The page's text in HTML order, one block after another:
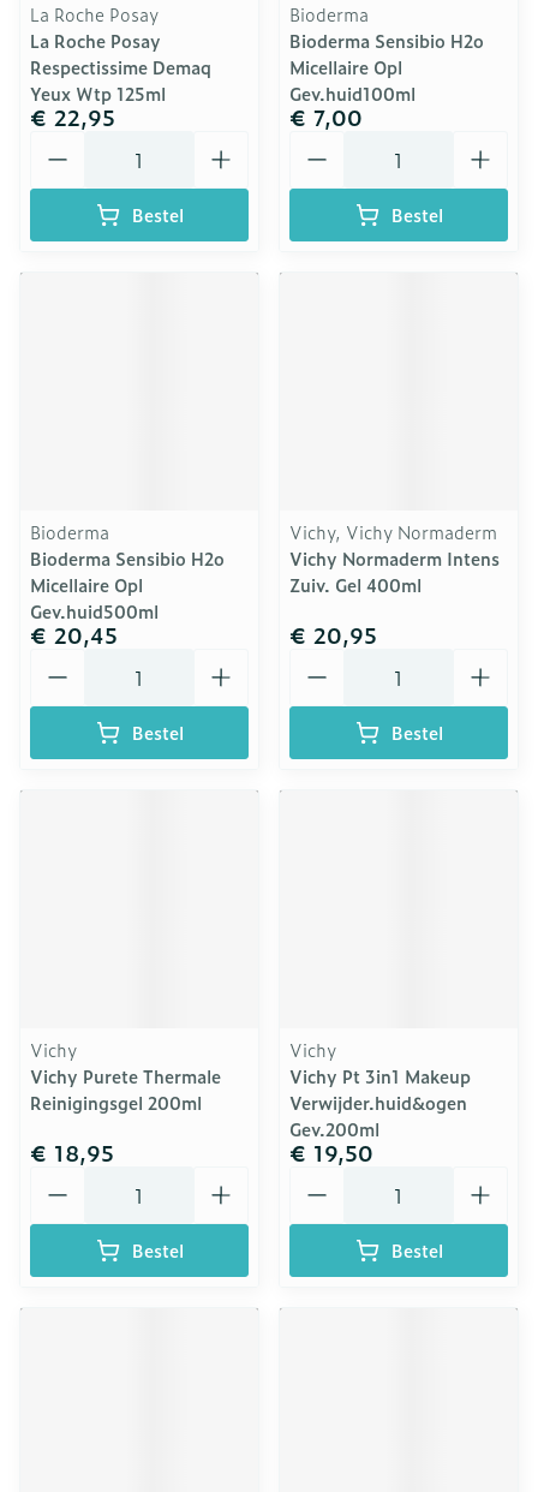
La Roche Posay
La Roche Posay
Respectissime Demaq
Yeux Wtp 125ml
€ 22,95
Bestel
Bioderma
Bioderma Sensibio H2o
Micellaire Opl
Gev.huid100ml
€ 7,00
Bestel
Bioderma
Bioderma Sensibio H2o
Micellaire Opl
Gev.huid500ml
€ 20,45
Bestel
Vichy, Vichy Normaderm
Vichy Normaderm Intens
Zuiv. Gel 400ml
€ 20,95
Bestel
Vichy
Vichy Purete Thermale
Reinigingsgel 200ml
€ 18,95
Bestel
Vichy
Vichy Pt 3in1 Makeup
Verwijder.huid&ogen
Gev.200ml
€ 19,50
Bestel